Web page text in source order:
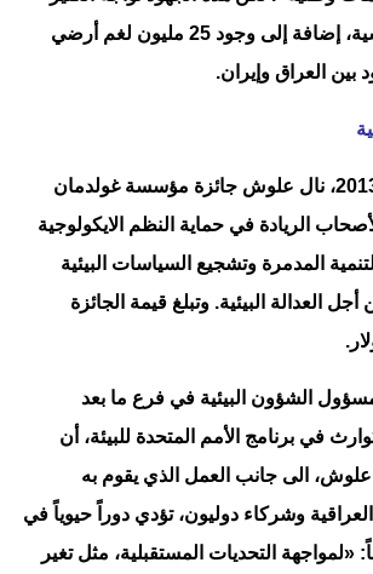
من العقبات السياسية، إضافة إلى وجود 25 مليون لغم أرضي
العراق وإيران.
في نيسان (أبريل) 2013، نال علوش جائزة مؤسسة غولدمان
لأصحاب الريادة في حماية النظم الايكولوجية
المدمرة وتشجيع السياسات البيئية
العدالة البيئية. وتبلغ قيمة الجائزة
الشؤون البيئية في فرع ما بعد
في برنامج الأمم المتحدة للبيئة، أن
الى جانب العمل الذي يقوم به
العراقية وشركاء دوليون، تؤدي دوراً حيوياً في
«لمواجهة التحديات المستقبلية، مثل تغير